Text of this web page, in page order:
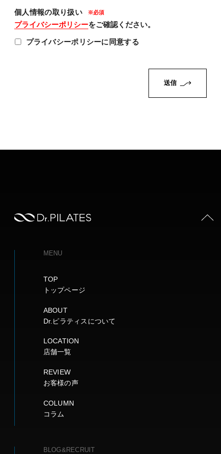
個人情報の取り扱い
プライバシーポリシーをご確認ください。
プライバシーポリシーに同意する
MENU
TOP
トップページ
ABOUT
Dr.ピラティスについて
LOCATION
店舗一覧
REVIEW
お客様の声
COLUMN
コラム
BLOG&RECRUIT